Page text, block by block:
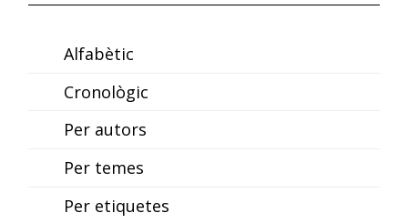
Alfabètic
Cronològic
Per autors
Per temes
Per etiquetes